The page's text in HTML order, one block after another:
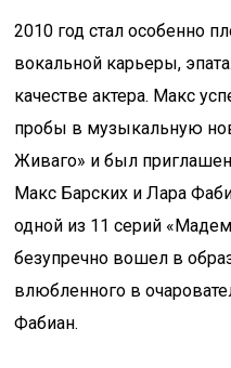
2010 год стал особенно
вокальной карьеры,
качестве актера. Макс
пробы в музыкальную
Живаго» и был
Макс Барских и Лара
одной из 11 серий
безупречно вошел в
влюбленного в
Фабиан.